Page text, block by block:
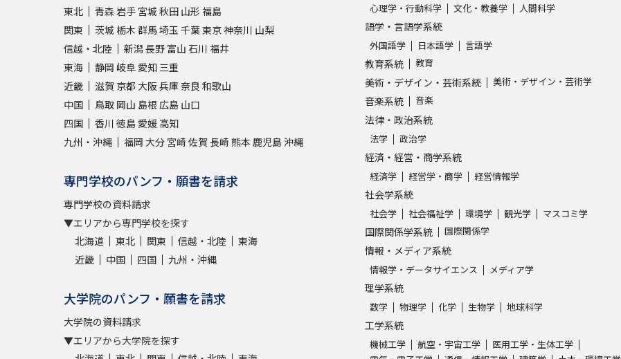
東北
青森 岩手 宮城 秋田 山形 福島
関東
茨城 栃木 群馬埼玉 千葉東京神奈川 山梨
信越・北陸
新潟長野 富山 石川 福井
東海
静岡 岐阜 愛知 三重
近畿
滋賀 京都 大阪兵庫奈良 和歌山
中国
鳥取 岡山 島根 広島 山口
四国
香川 徳島 愛媛 高知
九州・沖縄
福岡 大分 宮崎 佐賀 長崎 熊本 鹿児島沖縄
専門学校のパンフ・願書を請求
専門学校の資料請求
▼エリアから専門学校を探す
北海道
東北 関東 信越・北陸
東海
近畿
中国 四国 九州・沖縄
大学院のパンフ・願書を請求
大学院の資料請求
▼エリアから大学院を探す
心理学・行動科学
文化・教養学 人間科学
語学・言語学系統
外国語学 日本語学 言語学
教育系統 教育
美術・デザイン・芸術系統 美術・デザイン・芸術学
音楽系統 音楽
法律・政治系統
法学 政治学
経済・経営・商学系統
経済学 経営学・商学 経営情報学
社会学系統
社会学 社会福祉学 環境学 観光学 マスコミ学
国際関係学系統 国際関係学
情報・メディア系統
情報学・データサイエンス メディア学
理学系統
数学 物理学 化学 生物学 地球科学
工学系統
機械工学 航空・宇宙工学
医用工学・生体工学